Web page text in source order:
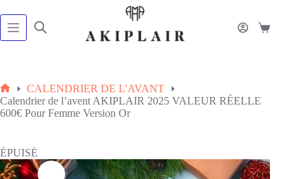
au
contenu
Panier
Accueil
CALENDRIER DE L'AVANT
Calendrier de l’avent AKIPLAIR 2025 VALEUR RÉELLE
600€ Pour Femme Version Or
ÉPUISÉ